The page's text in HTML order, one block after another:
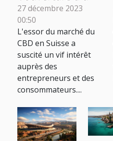
boutique de CBD
27 décembre 2023
00:50
L'essor du marché du
CBD en Suisse a
suscité un vif intérêt
auprès des
entrepreneurs et des
consommateurs....